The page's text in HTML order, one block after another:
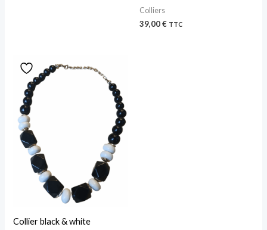
Colliers
39,00€ TTC
Collier black & white